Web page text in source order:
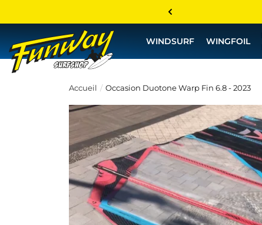
WINDSURF WINGFOIL
Accueil Occasion Duotone Warp Fin 6.8 - 2023